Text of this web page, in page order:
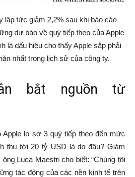
lập tức giảm 2,2% sau khi báo cáo
dự báo về quý tiếp theo của Apple
là dấu hiệu cho thấy Apple sắp phải
nhất trong lịch sử của công ty.
bắt nguồn từ
Apple lo sợ 3 quý tiếp theo đến mức
thu tới 20 tỷ USD là do đâu? Giám
Luca Maestri cho biết: “Chúng tôi
tác động của các nền kinh tế trên